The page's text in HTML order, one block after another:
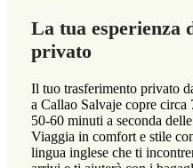
La tua esperienza
privato
Il tuo trasferimento privato
a Callao Salvaje copre
50-60 minuti a seconda
Viaggia in comfort e stile
lingua inglese che ti